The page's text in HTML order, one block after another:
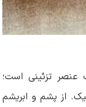
تزئینی است؛
از پشم و ابریشم